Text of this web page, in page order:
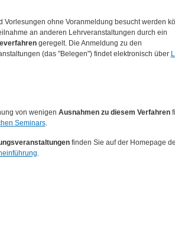
Vorlesungen ohne Voranmeldung besucht werden
an anderen Lehrveranstaltungen durch ein
geregelt. Die Anmeldung zu den
(das "Belegen") findet elektronisch über
von wenigen Ausnahmen zu diesem Verfahren
Seminars.
finden Sie auf der Homepage
.